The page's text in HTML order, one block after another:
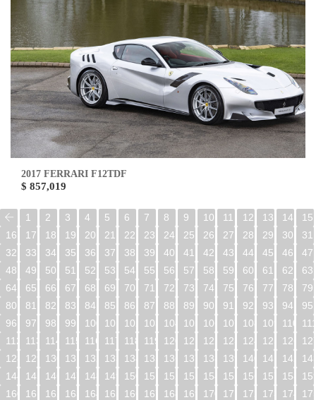
2017 FERRARI F12TDF
$ 857,019
1 2 3 4 5 6 7 8 9 10 11 12 13 14
15
16
17 18 19 20 21 22 23 24 25 26 27 28 29 30
31
32
33 34 35 36 37 38 39 40 41 42 43 44 45 46
47
48
49 50 51 52 53 54 55 56 57 58 59 60 61 62
63
64
65 66 67 68 69 70 71 72 73 74 75 76 77 78
79
80
81 82 83 84 85 86 87 88 89 90 91 92 93 94
95
96
97 98 99 100 101 102 103 104 105 106 107 108 109 110
112
113 114 115 116 117 118 119 120 121 122 123 124 125 126
128
129 130 131 132 133 134 135 136 137 138 139 140 141 142
144
145 146 147 148 149 150 151 152 153 154 155 156 157 158
160
161 162 163 164 165 166 167 168 169 170 171 172 173 174